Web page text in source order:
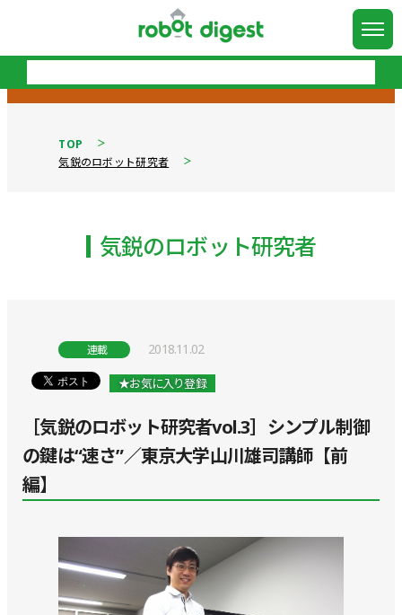
TOP
気鋭のロボット研究者
気鋭のロボット研究者
連載 2018.11.02
★お気に入り登録
［気鋭のロボット研究者vol.3］シンプル制御
の鍵は“速さ”／東京大学山川雄司講師【前
編】